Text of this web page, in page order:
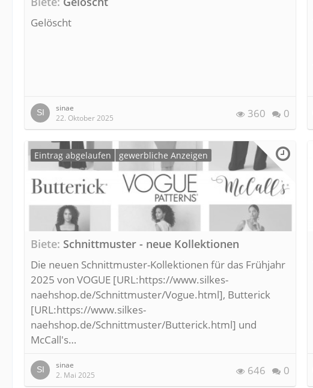
Gelöscht
sinae
22. Oktober 2025
360 0
Eintrag abgelaufen gewerbliche Anzeigen
Biete Schnittmuster - neue Kollektionen
Die neuen Schnittmuster-Kollektionen für das Frühjahr
2025 von VOGUE [URL:https://www.silkes-
naehshop.de/Schnittmuster/Vogue.html], Butterick
[URL:https://www.silkes-
naehshop.de/Schnittmuster/Butterick.html] und
McCall's…
sinae
2. Mai 2025
646 0